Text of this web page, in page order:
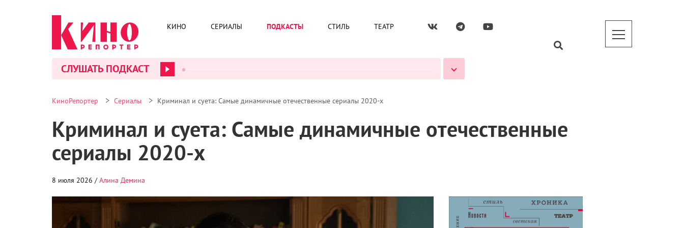
КИНО СЕРИАЛЫ ПОДКАСТЫ СТИЛЬ ТЕАТР
СЛУШАТЬ ПОДКАСТ
КиноРепортер > Сериалы > Криминал и суета: Самые динамичные отечественные сериалы 2020-х
Криминал и суета: Самые динамичные отечественные
сериалы 2020-х
8 июля 2026 /Алина Демина